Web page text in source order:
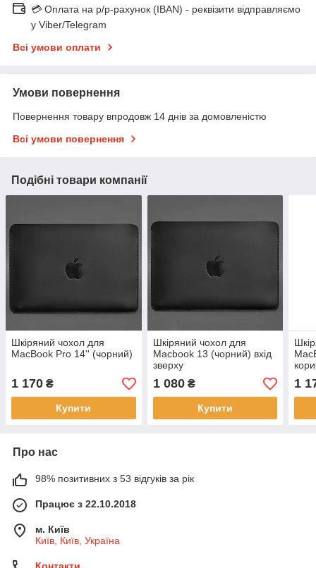
💳 Оплата на р/р-рахунок (IBAN) - реквізити відправляємо
у Viber/Telegram
Всі умови оплати
Умови повернення
Повернення товару впродовж 14 днів за домовленістю
Всі умови повернення
Подібні товари компанії
Шкіряний чохол для
MacBook Pro 14'' (чорний)
1 170 ₴
Купити
Шкіряний чохол для
Macbook 13 (чорний) вхід
зверху
1 080₴
Купити
1
Про нас
98% позитивних з 53 відгуків за рік
Працює з 22.10.2018
м. Київ
Київ, Київ, Україна